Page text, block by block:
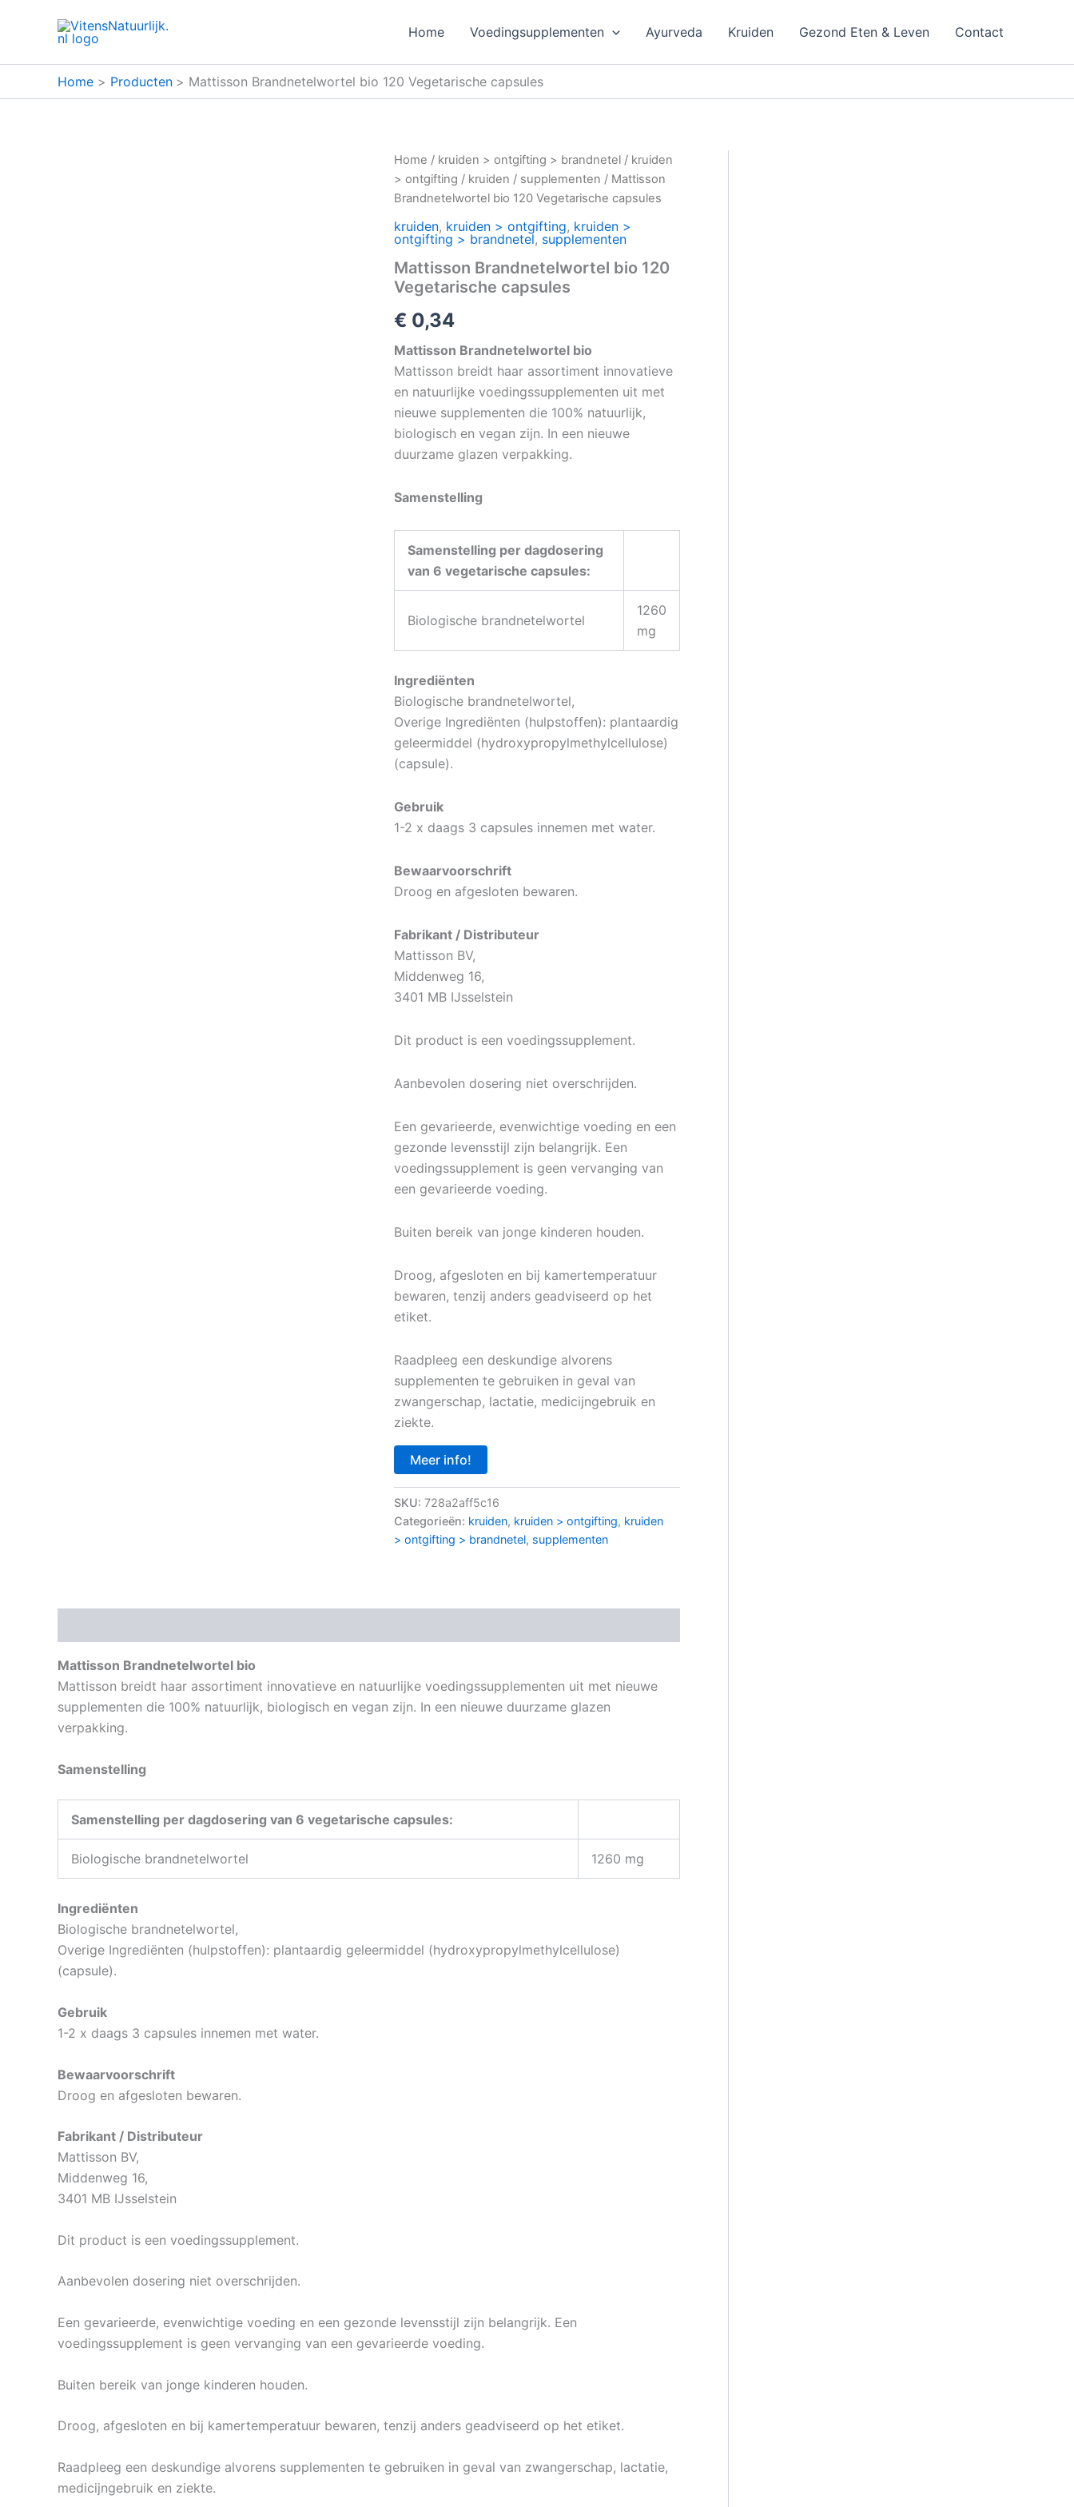
Home Voedingsupplementen Ayurveda Kruiden Gezond Eten & Leven Contact
Home Producten Mattisson Brandnetelwortel bio 120 Vegetarische capsules
Home / kruiden > ontgifting > brandnetel/ kruiden
> ontgifting / kruiden / supplementen / Mattisson
Brandnetelwortel bio 120 Vegetarische capsules
kruiden, kruiden > ontgifting, kruiden >
ontgifting > brandnetel, supplementen
Mattisson Brandnetelwortel bio 120
Vegetarische capsules
€ 0,34
Mattisson Brandnetelwortel bio
Mattisson breidt haar assortiment innovatieve
en natuurlijke voedingssupplementen uit met
nieuwe supplementen die 100% natuurlijk,
biologisch en vegan zijn. In een nieuwe
duurzame glazen verpakking.
Samenstelling
Samenstelling per dagdosering
van 6 vegetarische capsules:
Biologische brandnetelwortel
1260
mg
Ingrediënten
Biologische brandnetelwortel,
Overige Ingrediënten (hulpstoffen): plantaardig
geleermiddel (hydroxypropylmethylcellulose)
(capsule).
Gebruik
1-2 x daags 3 capsules innemen met water.
Bewaarvoorschrift
Droog en afgesloten bewaren.
Fabrikant / Distributeur
Mattisson BV,
Middenweg 16,
3401 MB IJsselstein
Dit product is een voedingssupplement.
Aanbevolen dosering niet overschrijden.
Een gevarieerde, evenwichtige voeding en een
gezonde levensstijl zijn belangrijk. Een
voedingssupplement is geen vervanging van
een gevarieerde voeding.
Buiten bereik van jonge kinderen houden.
Droog, afgesloten en bij kamertemperatuur
bewaren, tenzij anders geadviseerd op het
etiket.
Raadpleeg een deskundige alvorens
supplementen te gebruiken in geval van
zwangerschap, lactatie, medicijngebruik en
ziekte.
Meer info!
SKU: 728a2aff5c16
Categorieën: kruiden, kruiden > ontgifting, kruiden
> ontgifting > brandnetel, supplementen
Mattisson Brandnetelwortel bio
Mattisson breidt haar assortiment innovatieve en natuurlijke voedingssupplementen uit met nieuwe
supplementen die 100% natuurlijk, biologisch en vegan zijn. In een nieuwe duurzame glazen
verpakking.
Samenstelling
Samenstelling per dagdosering van 6 vegetarische capsules:
Biologische brandnetelwortel 1260 mg
Ingrediënten
Biologische brandnetelwortel,
Overige Ingrediënten (hulpstoffen): plantaardig geleermiddel (hydroxypropylmethylcellulose)
(capsule).
Gebruik
1-2 x daags 3 capsules innemen met water.
Bewaarvoorschrift
Droog en afgesloten bewaren.
Fabrikant / Distributeur
Mattisson BV,
Middenweg 16,
3401 MB IJsselstein
Dit product is een voedingssupplement.
Aanbevolen dosering niet overschrijden.
Een gevarieerde, evenwichtige voeding en een gezonde levensstijl zijn belangrijk. Een
voedingssupplement is geen vervanging van een gevarieerde voeding.
Buiten bereik van jonge kinderen houden.
Droog, afgesloten en bij kamertemperatuur bewaren, tenzij anders geadviseerd op het etiket.
Raadpleeg een deskundige alvorens supplementen te gebruiken in geval van zwangerschap, lactatie,
medicijngebruik en ziekte.